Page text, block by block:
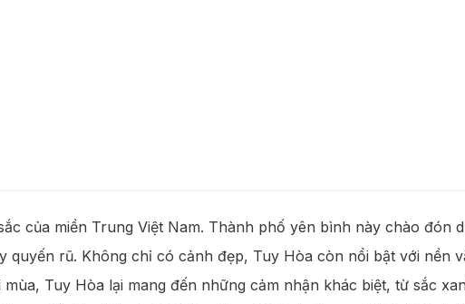
của miền Trung Việt Nam. Thành phố yên bình này chào đón
rũ. Không chỉ có cảnh đẹp, Tuy Hòa còn nổi bật với nền
Tuy Hòa lại mang đến những cảm nhận khác biệt, từ sắc